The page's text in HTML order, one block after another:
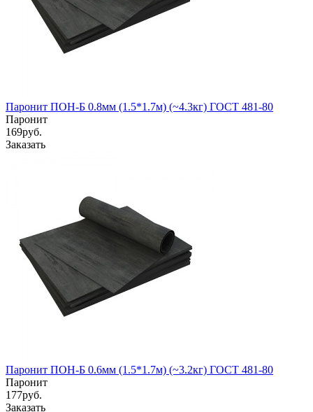
Паронит ПОН-Б 0.8мм (1.5*1.7м) (~4.3кг) ГОСТ 481-80
Паронит
169руб.
Заказать
Паронит ПОН-Б 0.6мм (1.5*1.7м) (~3.2кг) ГОСТ 481-80
Паронит
177руб.
Заказать